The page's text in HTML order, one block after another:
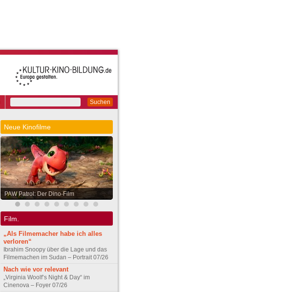
Suchen
Neue Kinofilme
PAW Patrol: Der Dino-Film
Film.
„Als Filmemacher habe ich alles
verloren“
Ibrahim Snoopy über die Lage und das
Filmemachen im Sudan – Portrait 07/26
Nach wie vor relevant
„Virginia Woolf’s Night & Day“ im
Cinenova – Foyer 07/26